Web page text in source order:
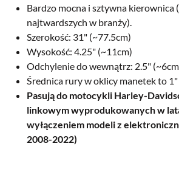
Bardzo mocna i sztywna kierownica
najtwardszych w branży).
Szerokość: 31" (~77.5cm)
Wysokość: 4.25" (~11cm)
Odchylenie do wewnątrz: 2.5"
Średnica rury w oklicy manetek to
Pasują do motocykli Harley-
linkowym wyprodukowanych w
wyłączeniem modeli z
2008-2022)